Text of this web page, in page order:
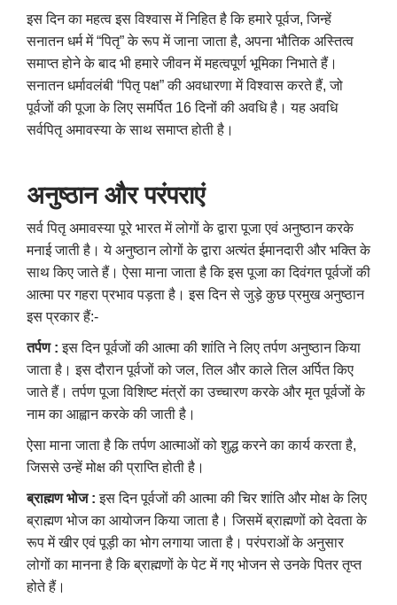
इस दिन का महत्व इस विश्वास में निहित है कि हमारे पूर्वज, जिन्हें
सनातन धर्म में “पितृ” के रूप में जाना जाता है, अपना भौतिक अस्तित्व
समाप्त होने के बाद भी हमारे जीवन में महत्वपूर्ण भूमिका निभाते हैं।
सनातन धर्मावलंबी “पितृ पक्ष” की अवधारणा में विश्वास करते हैं, जो
पूर्वजों की पूजा के लिए समर्पित 16 दिनों की अवधि है। यह अवधि
सर्वपितृ अमावस्या के साथ समाप्त होती है।
अनुष्ठान और परंपराएं
सर्व पितृ अमावस्या पूरे भारत में लोगों के द्वारा पूजा एवं अनुष्ठान करके
मनाई जाती है। ये अनुष्ठान लोगों के द्वारा अत्यंत ईमानदारी और भक्ति के
साथ किए जाते हैं। ऐसा माना जाता है कि इस पूजा का दिवंगत पूर्वजों की
आत्मा पर गहरा प्रभाव पड़ता है। इस दिन से जुड़े कुछ प्रमुख अनुष्ठान
इस प्रकार हैं:-
तर्पण : इस दिन पूर्वजों की आत्मा की शांति ने लिए तर्पण अनुष्ठान किया
जाता है। इस दौरान पूर्वजों को जल, तिल और काले तिल अर्पित किए
जाते हैं। तर्पण पूजा विशिष्ट मंत्रों का उच्चारण करके और मृत पूर्वजों के
नाम का आह्वान करके की जाती है।
ऐसा माना जाता है कि तर्पण आत्माओं को शुद्ध करने का कार्य करता है,
जिससे उन्हें मोक्ष की प्राप्ति होती है।
ब्राह्मण भोज : इस दिन पूर्वजों की आत्मा की चिर शांति और मोक्ष के लिए
ब्राह्मण भोज का आयोजन किया जाता है। जिसमें ब्राह्मणों को देवता के
रूप में खीर एवं पूड़ी का भोग लगाया जाता है। परंपराओं के अनुसार
लोगों का मानना है कि ब्राह्मणों के पेट में गए भोजन से उनके पितर तृप्त
होते हैं।